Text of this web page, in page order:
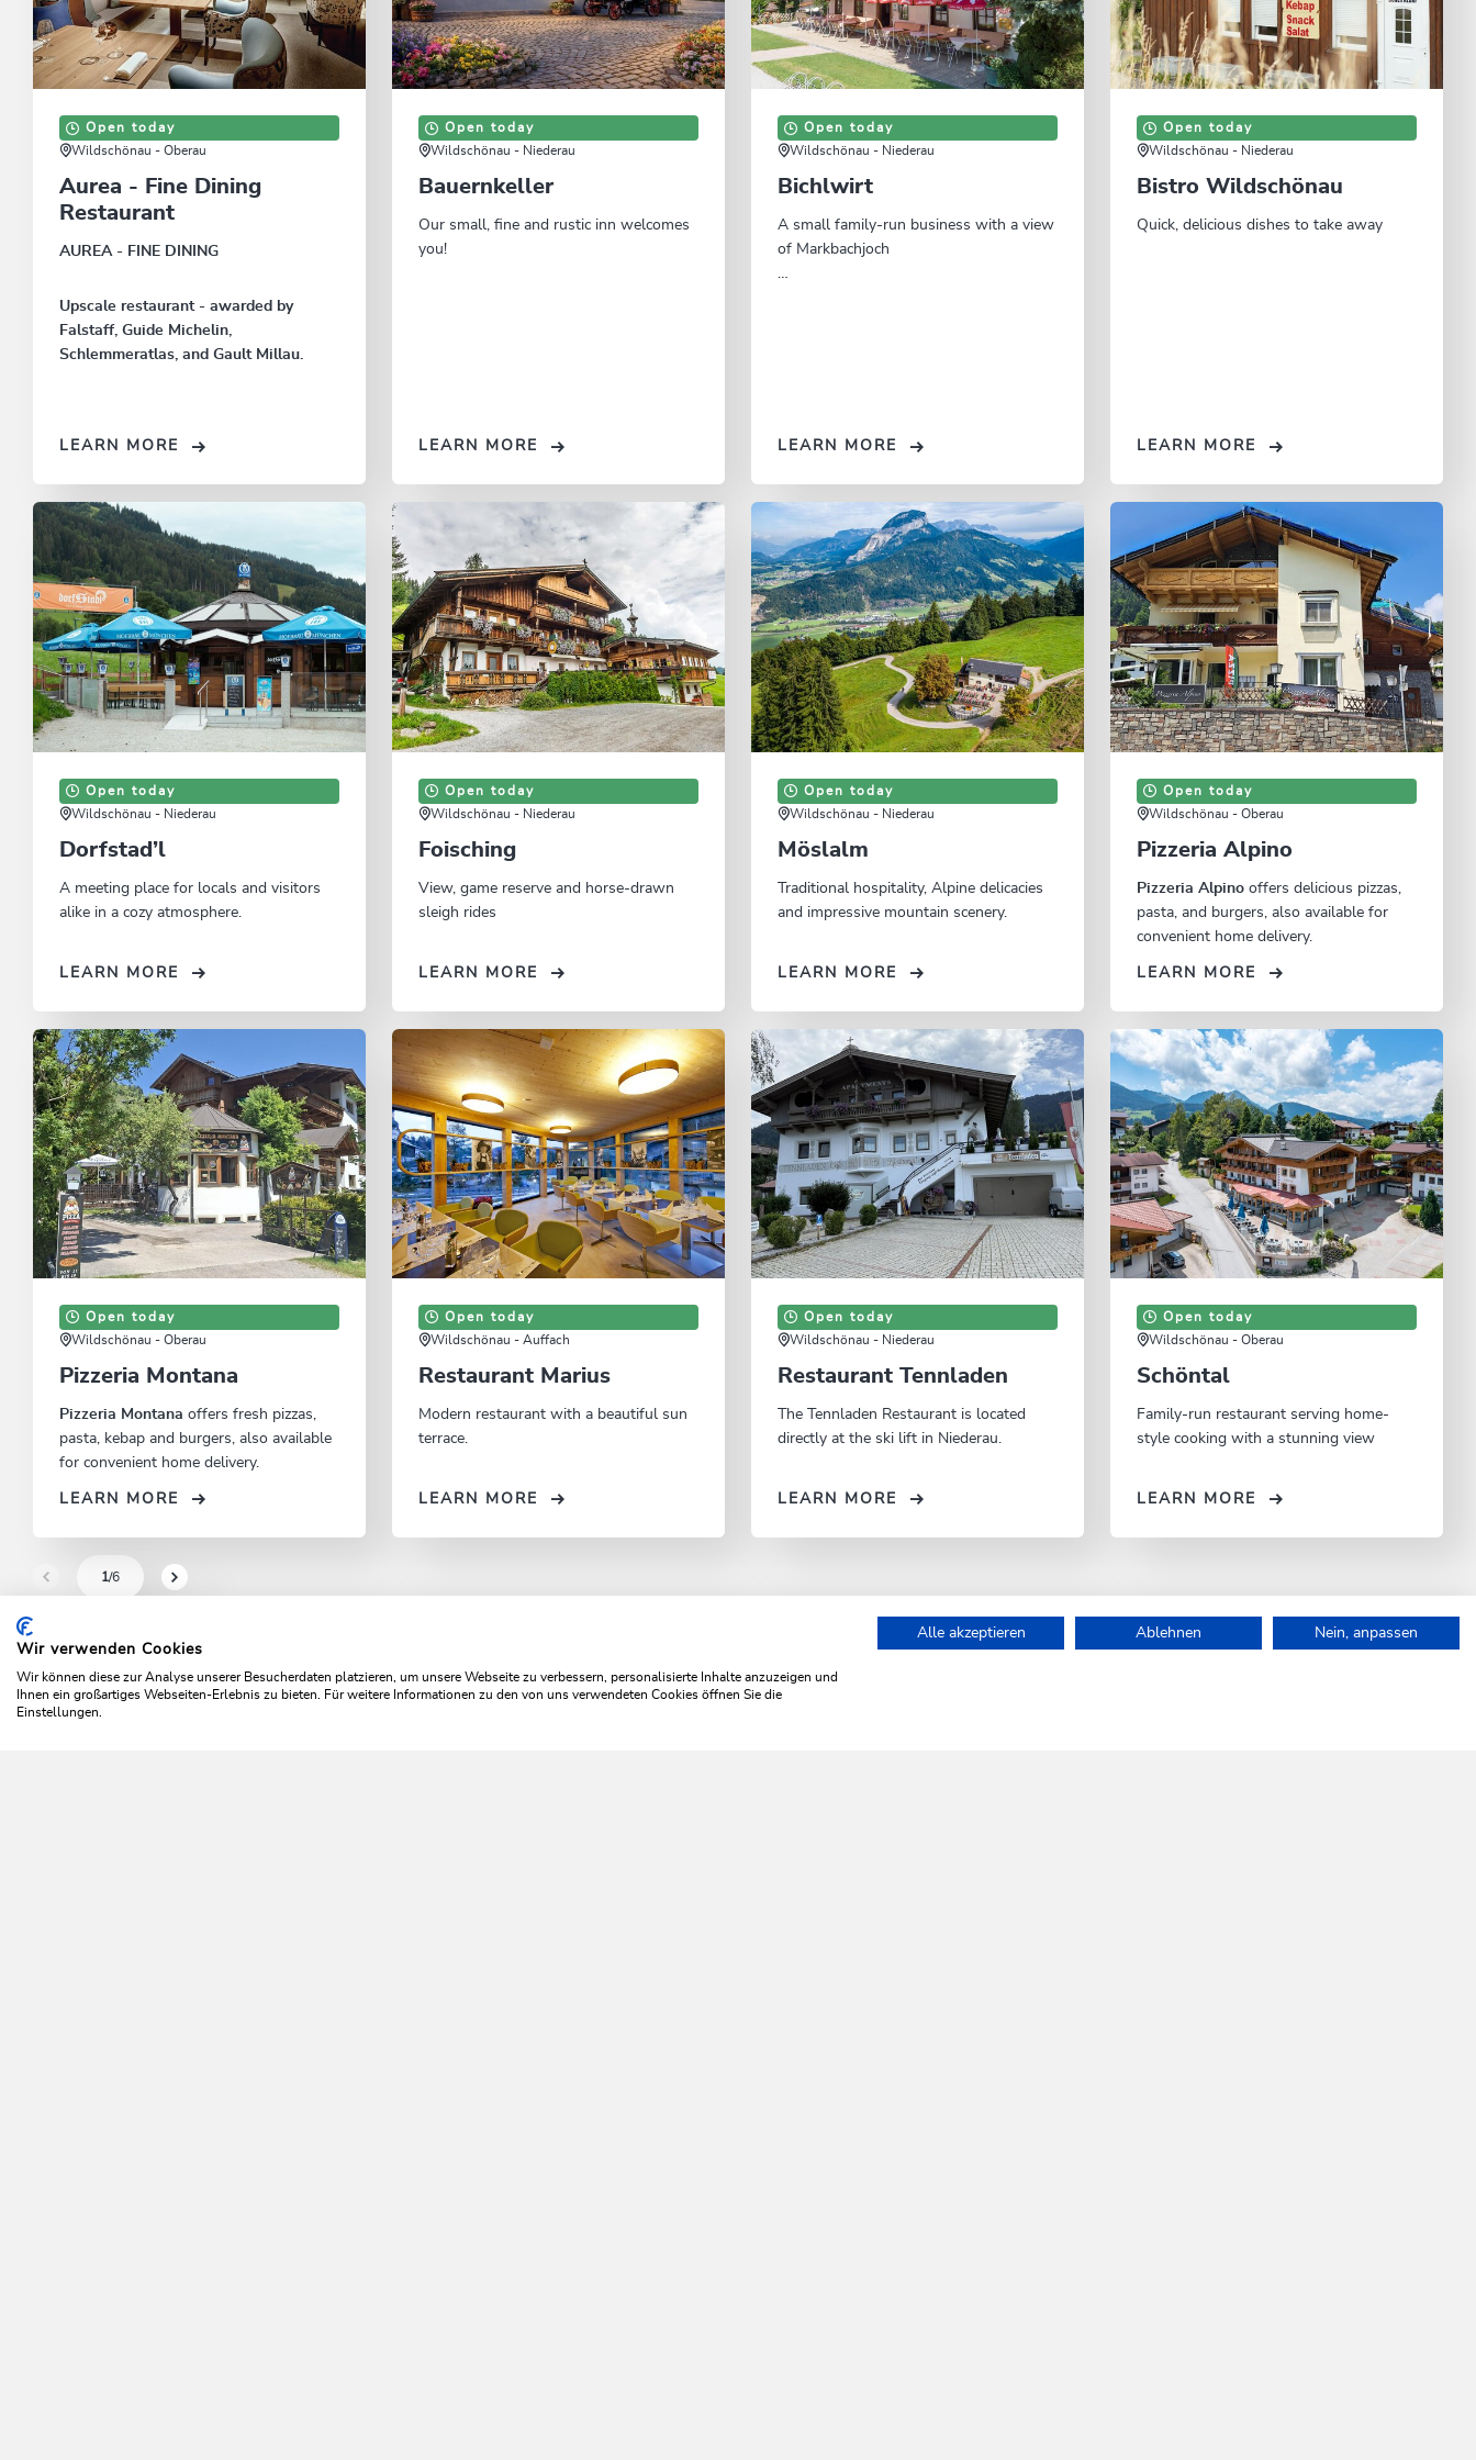
Open today
Wildschönau - Oberau
Aurea - Fine Dining
Restaurant
AUREA - FINE DINING
Upscale restaurant - awarded by
Falstaff, Guide Michelin,
Schlemmeratlas, and Gault Millau.
LEARN MORE
Open today
Wildschönau - Niederau
Bauernkeller
Our small, fine and rustic inn welcomes
you!
LEARN MORE
Open today
Wildschönau - Niederau
Bichlwirt
A small family-run business with a view
of Markbachjoch
LEARN MORE
Open today
Wildschönau - Niederau
Bistro Wildschönau
Quick, delicious dishes to take away
LEARN MORE
Open today
Wildschönau - Niederau
Dorfstad’l
A meeting place for locals and visitors
alike in a cozy atmosphere.
LEARN MORE
Open today
Wildschönau - Niederau
Foisching
View, game reserve and horse-drawn
sleigh rides
LEARN MORE
Open today
Wildschönau - Niederau
Möslalm
Traditional hospitality, Alpine delicacies
and impressive mountain scenery.
LEARN MORE
Open today
Wildschönau - Oberau
Pizzeria Alpino
Pizzeria Alpino offers delicious pizzas,
pasta, and burgers, also available for
convenient home delivery.
LEARN MORE
Open today
Wildschönau - Oberau
Pizzeria Montana
Pizzeria Montana offers fresh pizzas,
pasta, kebap and burgers, also available
for convenient home delivery.
LEARN MORE
Open today
Wildschönau - Auffach
Restaurant Marius
Modern restaurant with a beautiful sun
terrace.
LEARN MORE
Open today
Wildschönau - Niederau
Restaurant Tennladen
The Tennladen Restaurant is located
directly at the ski lift in Niederau.
LEARN MORE
Open today
Wildschönau - Oberau
Schöntal
Family-run restaurant serving home-
style cooking with a stunning view
LEARN MORE
sr.pagination-navigation.previous
1/6
sr.pagination-navigation.next
Wir verwenden Cookies
Wir können diese zur Analyse unserer Besucherdaten platzieren, um unsere Webseite zu verbessern, personalisierte Inhalte anzuzeigen und
Ihnen ein großartiges Webseiten-Erlebnis zu bieten. Für weitere Informationen zu den von uns verwendeten Cookies öffnen Sie die
Einstellungen.
Alle akzeptieren Ablehnen Nein, anpassen